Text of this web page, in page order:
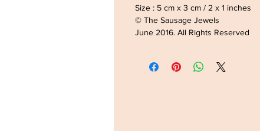
Size : 5 cm x 3 cm / 2 x 1 inches
© The Sausage Jewels
June 2016. All Rights Reserved